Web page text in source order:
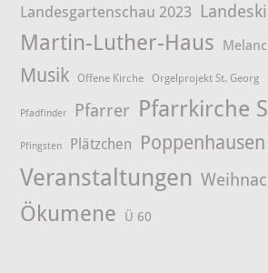
Landesgartenschau 2023
Martin-Luther-Haus
Musik Offene Kirche Orgelprojekt St. Georg
Pfadfinder Pfarrer Pfarrkirche
Pfingsten Plätzchen Poppenhausen
Veranstaltungen
Ökumene Ü 60